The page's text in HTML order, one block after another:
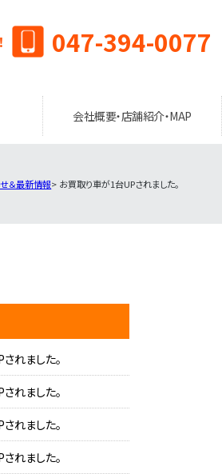
047-394-0077
会社概要・店舗紹介・MAP
＆最新情報 お買取り車が1台UPされました。
れました。
れました。
れました。
れました。